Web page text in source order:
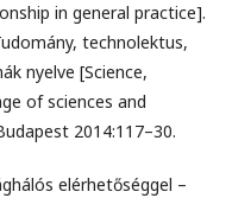
in general practice].
technolektus,
nyelve [Science,
of sciences and
2014:117–30.
elérhetőséggel –